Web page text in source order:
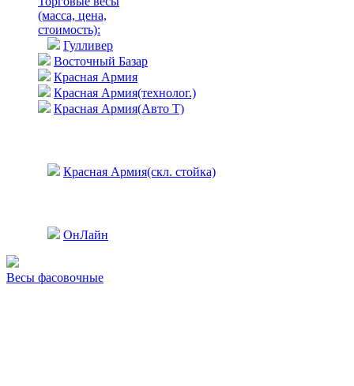
(масса, цена,
стоимость):
Гулливер
Восточный Базар
Красная Армия
Красная Армия(технолог.)
Красная Армия(Авто Т)
Красная Армия(скл. стойка)
ОнЛайн
Весы фасовочные